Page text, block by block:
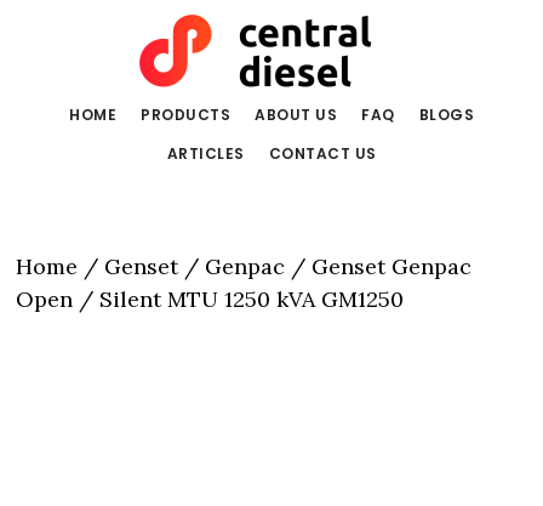
HOME PRODUCTS ABOUT US FAQ
BLOGS
ARTICLES
CONTACT US
Home / Genset/ Genpac / Genset Genpac
Open / Silent MTU 1250 kVA GM1250